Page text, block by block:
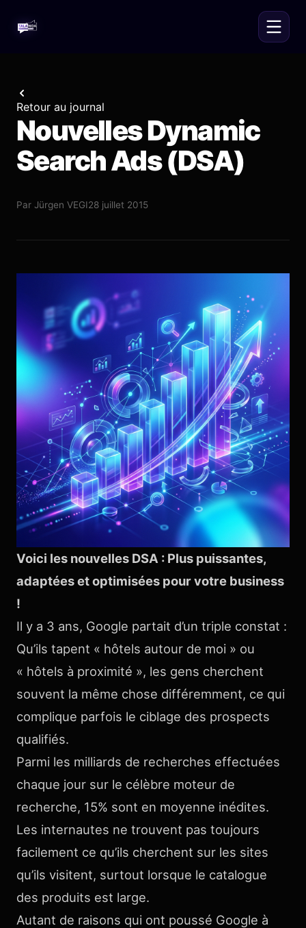
Retour au journal
Nouvelles Dynamic
Search Ads (DSA)
Par Jürgen VEGI28 juillet 2015
Voici les nouvelles DSA : Plus puissantes,
adaptées et optimisées pour votre business
!
Il y a 3 ans, Google partait d’un triple constat :
Qu’ils tapent « hôtels autour de moi » ou
« hôtels à proximité », les gens cherchent
souvent la même chose différemment, ce qui
complique parfois le ciblage des prospects
qualifiés.
Parmi les milliards de recherches effectuées
chaque jour sur le célèbre moteur de
recherche, 15% sont en moyenne inédites.
Les internautes ne trouvent pas toujours
facilement ce qu’ils cherchent sur les sites
qu’ils visitent, surtout lorsque le catalogue
des produits est large.
Autant de raisons qui ont poussé Google à